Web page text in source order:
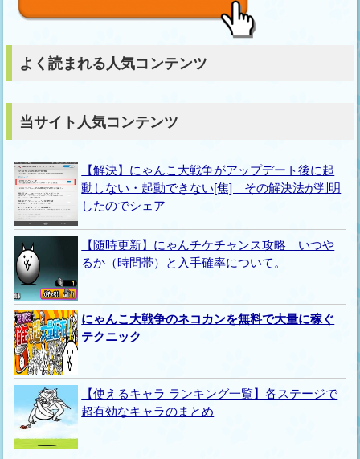
よく読まれる人気コンテンツ
当サイト人気コンテンツ
【解決】にゃんこ大戦争がアップデート後に起
動しない・起動できない[焦] その解決法が判明
したのでシェア
【随時更新】にゃんチケチャンス攻略 いつや
るか（時間帯）と入手確率について。
にゃんこ大戦争のネコカンを無料で大量に稼ぐ
テクニック
【使えるキャラ ランキング一覧】各ステージで
超有効なキャラのまとめ